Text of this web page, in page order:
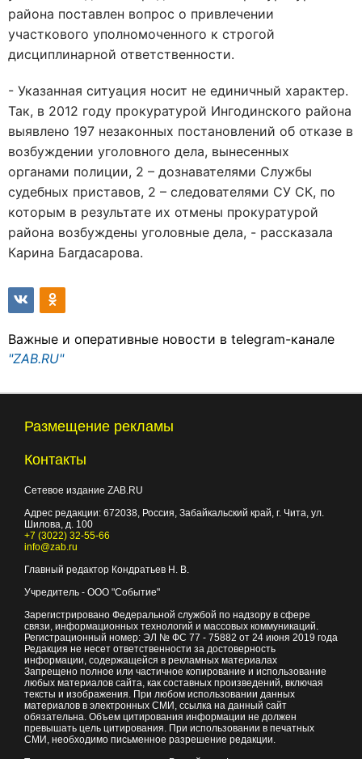
района поставлен вопрос о привлечении
участкового уполномоченного к строгой
дисциплинарной ответственности.
- Указанная ситуация носит не единичный характер.
Так, в 2012 году прокуратурой Ингодинского района
выявлено 197 незаконных постановлений об отказе в
возбуждении уголовного дела, вынесенных
органами полиции, 2 – дознавателями Службы
судебных приставов, 2 – следователями СУ СК, по
которым в результате их отмены прокуратурой
района возбуждены уголовные дела, - рассказала
Карина Багдасарова.
Важные и оперативные новости в telegram-канале
"ZAB.RU"
Размещение рекламы
Контакты
Сетевое издание ZAB.RU
Адрес редакции: 672038, Россия, Забайкальский край, г. Чита, ул.
Шилова, д. 100
+7 (3022) 32-55-66
info@zab.ru
Главный редактор Кондратьев Н. В.
Учредитель - ООО "Событие"
Зарегистрировано Федеральной службой по надзору в сфере
связи, информационных технологий и массовых коммуникаций.
Регистрационный номер: ЭЛ № ФС 77 - 75882 от 24 июня 2019 года
Редакция не несет ответственности за достоверность
информации, содержащейся в рекламных материалах
Запрещено полное или частичное копирование и использование
любых материалов сайта, как составных произведений, включая
тексты и изображения. При любом использовании данных
материалов в электронных СМИ, ссылка на данный сайт
обязательна. Объем цитирования информации не должен
превышать цель цитирования. При использовании в печатных
СМИ, необходимо письменное разрешение редакции.